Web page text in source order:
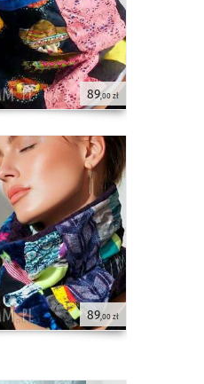
89,00 zł
89,00 zł